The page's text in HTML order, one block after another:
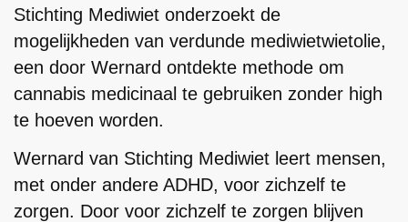
Stichting Mediwiet onderzoekt de
mogelijkheden van verdunde mediwietwietolie,
een door Wernard ontdekte methode om
cannabis medicinaal te gebruiken zonder high
te hoeven worden.
Wernard van Stichting Mediwiet leert mensen,
met onder andere ADHD, voor zichzelf te
zorgen. Door voor zichzelf te zorgen blijven